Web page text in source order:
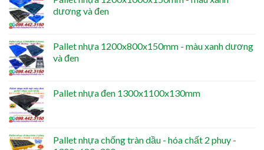
dương và đen
Pallet nhựa 1200x800x150mm - màu xanh dương
và đen
Pallet nhựa đen 1300x1100x130mm
Pallet nhựa chống tràn dầu - hóa chất 2 phuy -